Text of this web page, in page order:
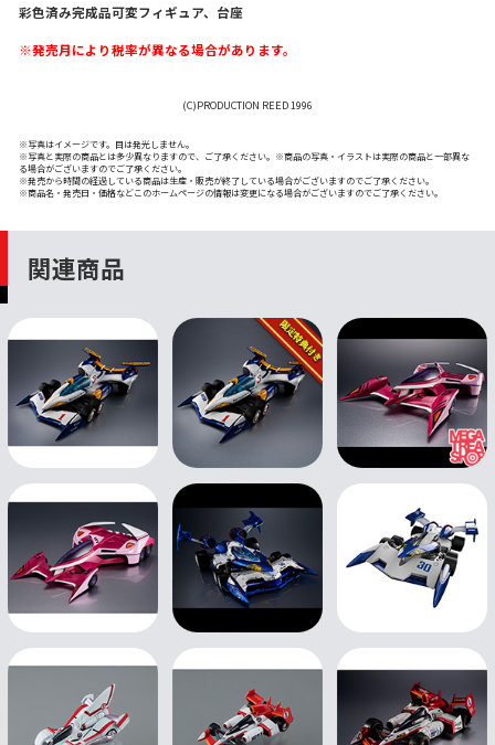
彩色済み完成品可変フィギュア、台座
※発売月により税率が異なる場合があります。
(C)PRODUCTION REED 1996
※写真はイメージです。目は発光しません。
※写真と実際の商品とは多少異なりますので、ご了承ください。※商品の写真・イラストは実際の商品と一部異な
る場合がございますのでご了承ください。
※発売から時間の経過している商品は生産・販売が終了している場合がございますのでご了承ください。
※商品名・発売日・価格などこのホームページの情報は変更になる場合がございますのでご了承ください。
関連商品